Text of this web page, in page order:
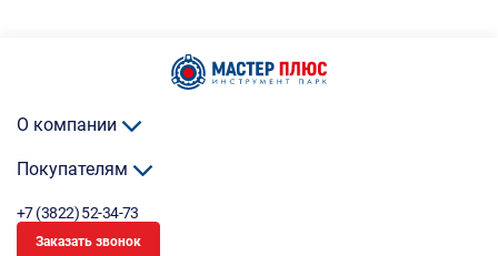
О компании
Покупателям
+7 (3822) 52-34-73
Заказать звонок